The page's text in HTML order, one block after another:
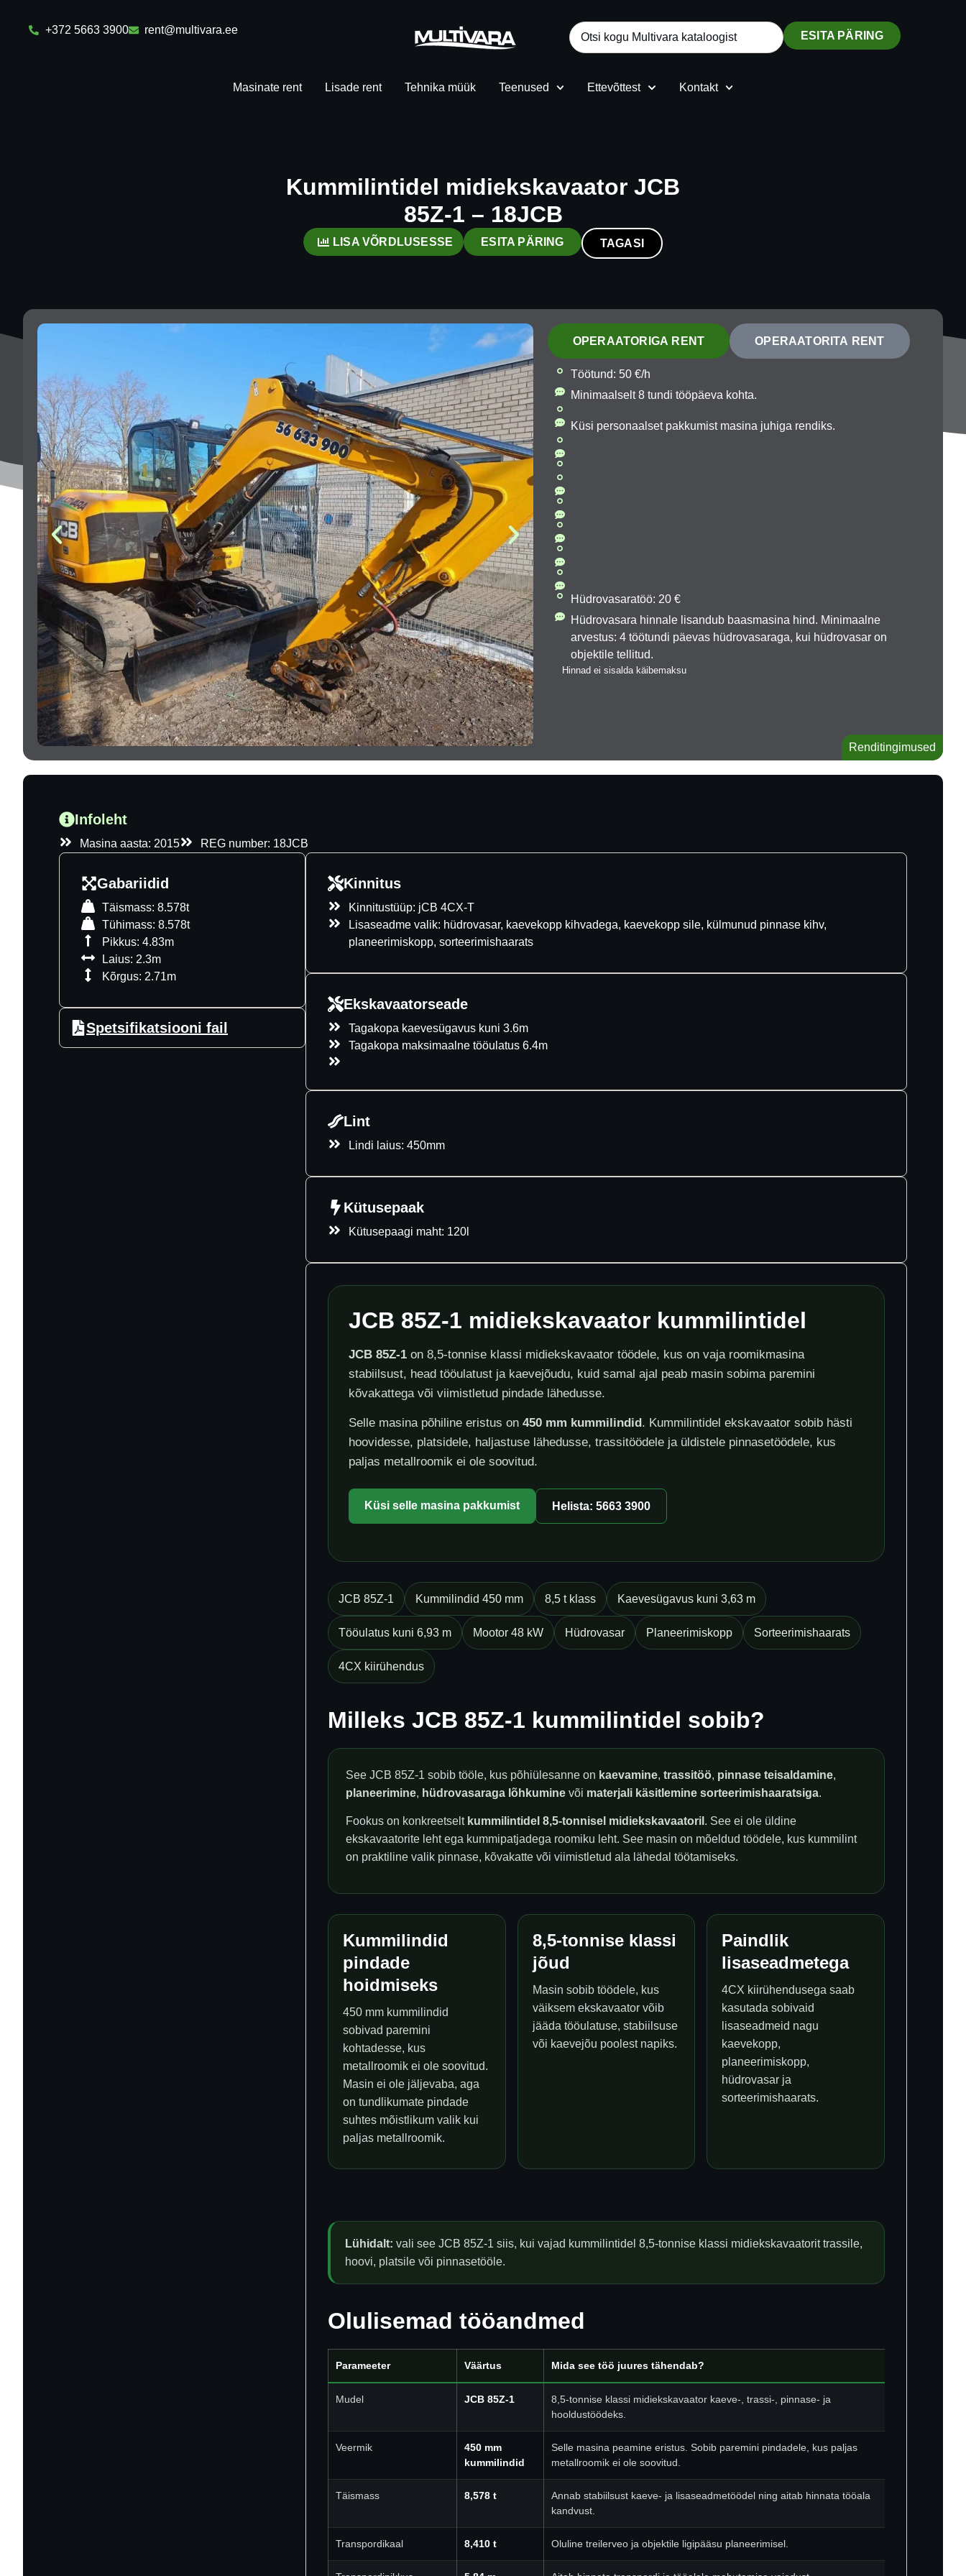
+372 5663 3900 rent@multivara.ee ESITA PÄRING
Masinate rent Lisade rent Tehnika müük Teenused Ettevõttest Kontakt
Kummilintidel midiekskavaator JCB
85Z-1 – 18JCB
LISA VÕRDLUSESSE ESITA PÄRING TAGASI
Renditingimused
OPERAATORIGA RENT OPERAATORITA RENT
Töötund: 50 €/h
Minimaalselt 8 tundi tööpäeva kohta.
Küsi personaalset pakkumist masina juhiga rendiks.
Hüdrovasaratöö: 20 €
Hüdrovasara hinnale lisandub baasmasina hind. Minimaalne
arvestus: 4 töötundi päevas hüdrovasaraga, kui hüdrovasar on
objektile tellitud.
Hinnad ei sisalda käibemaksu
Infoleht
Masina aasta: 2015 REG number: 18JCB
Gabariidid
Täismass: 8.578t
Tühimass: 8.578t
Pikkus: 4.83m
Laius: 2.3m
Kõrgus: 2.71m
Spetsifikatsiooni fail
Kinnitus
Kinnitustüüp: jCB 4CX-T
Lisaseadme valik: hüdrovasar, kaevekopp kihvadega, kaevekopp sile, külmunud pinnase kihv,
planeerimiskopp, sorteerimishaarats
Ekskavaatorseade
Tagakopa kaevesügavus kuni 3.6m
Tagakopa maksimaalne tööulatus 6.4m
Lint
Lindi laius: 450mm
Kütusepaak
Kütusepaagi maht: 120l
JCB 85Z-1 midiekskavaator kummilintidel
JCB 85Z-1 on 8,5-tonnise klassi midiekskavaator töödele, kus on vaja roomikmasina
stabiilsust, head tööulatust ja kaevejõudu, kuid samal ajal peab masin sobima paremini
kõvakattega või viimistletud pindade lähedusse.
Selle masina põhiline eristus on450 mm kummilindid. Kummilintidel ekskavaator sobib hästi
hoovidesse, platsidele, haljastuse lähedusse, trassitöödele ja üldistele pinnasetöödele, kus
paljas metallroomik ei ole soovitud.
Küsi selle masina pakkumist Helista: 5663 3900
JCB 85Z-1 Kummilindid 450 mm 8,5 t klass Kaevesügavus kuni 3,63 m
Tööulatus kuni 6,93 m Mootor 48 kW Hüdrovasar Planeerimiskopp Sorteerimishaarats
4CX kiirühendus
Milleks JCB 85Z-1 kummilintidel sobib?
See JCB 85Z-1 sobib tööle, kus põhiülesanne on kaevamine,trassitöö, pinnase teisaldamine,
planeerimine, hüdrovasaraga lõhkumine või materjali käsitlemine sorteerimishaaratsiga.
Fookus on konkreetselt kummilintidel 8,5-tonnisel midiekskavaatoril . See ei ole üldine
ekskavaatorite leht ega kummipatjadega roomiku leht. See masin on mõeldud töödele, kus kummilint
on praktiline valik pinnase, kõvakatte või viimistletud ala lähedal töötamiseks.
Kummilindid
pindade
hoidmiseks
450 mm kummilindid
sobivad paremini
kohtadesse, kus
metallroomik ei ole soovitud.
Masin ei ole jäljevaba, aga
on tundlikumate pindade
suhtes mõistlikum valik kui
paljas metallroomik.
8,5-tonnise klassi
jõud
Masin sobib töödele, kus
väiksem ekskavaator võib
jääda tööulatuse, stabiilsuse
või kaevejõu poolest napiks.
Paindlik
lisaseadmetega
4CX kiirühendusega saab
kasutada sobivaid
lisaseadmeid nagu
kaevekopp,
planeerimiskopp,
hüdrovasar ja
sorteerimishaarats.
Lühidalt: vali see JCB 85Z-1 siis, kui vajad kummilintidel 8,5-tonnise klassi midiekskavaatorit trassile,
hoovi, platsile või pinnasetööle.
Olulisemad tööandmed
Parameeter Väärtus Mida see töö juures tähendab?
Mudel JCB 85Z-1
8,5-tonnise klassi midiekskavaator kaeve-, trassi-, pinnase- ja
hooldustöödeks.
Veermik
450 mm
kummilindid
Selle masina peamine eristus. Sobib paremini pindadele, kus paljas
metallroomik ei ole soovitud.
Täismass 8,578 t
Annab stabiilsust kaeve- ja lisaseadmetöödel ning aitab hinnata tööala
kandvust.
Transpordikaal 8,410 t Oluline treilerveo ja objektile ligipääsu planeerimisel.